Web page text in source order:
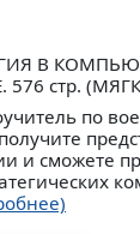
В
стр.
по
и сможете